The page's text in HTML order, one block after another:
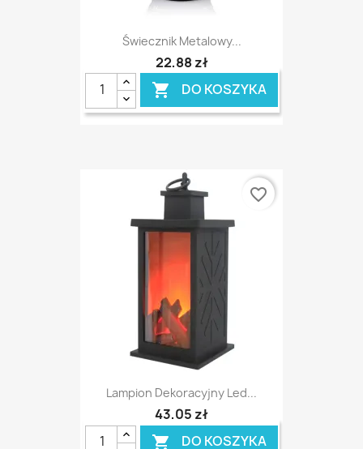
Świecznik Metalowy...
22,88 zł
 DO KOSZYKA
Lampion Dekoracyjny Led...
43,05 zł
 DO KOSZYKA
favorite_border